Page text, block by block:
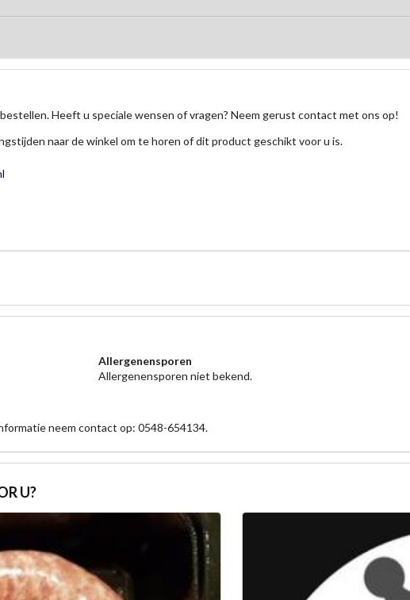
Heeft u speciale wensen of vragen? Neem gerust contact met ons op!
naar de winkel om te horen of dit product geschikt voor u is.
Allergenensporen
Allergenensporen niet bekend.
neem contact op: 0548-654134.
U?